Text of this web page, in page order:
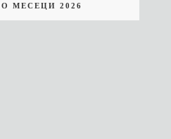
МЕСЕЦИ 2026